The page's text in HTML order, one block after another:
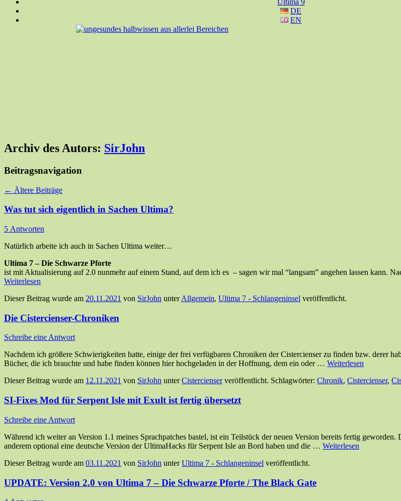
Ultima 9
DE
EN
Archiv des Autors: SirJohn
Beitragsnavigation
← Ältere Beiträge
Was tut sich eigentlich in Sachen Ultima?
5 Antworten
Natürlich arbeite ich auch in Sachen Ultima weiter…
Ultima 7 – Die Schwarze Pforte
ist mit Aktualisierung auf 2.0 nunmehr auf einem Stand, auf dem ich es – sagen wir mal “langsam” angehen lassen kann.
Weiterlesen
Dieser Beitrag wurde am 20.11.2021 von SirJohn unterAllgemein, Ultima 7 - Schlangeninsel veröffentlicht.
Die Cistercienser-Chroniken
Schreibe eine Antwort
Nachdem ich größere Schwierigkeiten hatte, einige der frei verfügbaren Chroniken der Cistercienser zu finden bzw. derer
Bücher, die ich brauchte und habe finden können hier hochgeladen in der Hoffnung, dem ein oder … Weiterlesen
Dieser Beitrag wurde am 12.11.2021 von SirJohn unterCistercienserveröffentlicht. Schlagwörter: Chronik, Cistercienser,
SI-Fixes Mod für Serpent Isle mit Exult ist fertig übersetzt
Schreibe eine Antwort
Während ich weiter an Version 1.1 meines Sprachpatches bastel, ist ein Teilstück der neuen Version bereits fertig
anderem optional eine deutsche Version der UltimaHacks für Serpent Isle an Bord haben und die … Weiterlesen
Dieser Beitrag wurde am 03.11.2021 von SirJohn unterUltima 7 - Schlangeninsel veröffentlicht.
UPDATE: Version 2.0 von Ultima 7 – Die Schwarze Pforte / The Black Gate